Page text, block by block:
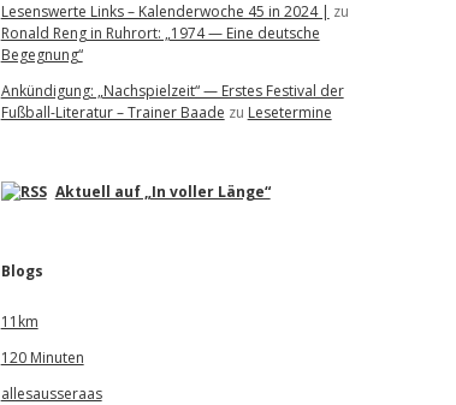
Lesenswerte Links – Kalenderwoche 45 in 2024 | zu
Ronald Reng in Ruhrort: „1974 — Eine deutsche
Begegnung“
Ankündigung: „Nachspielzeit“ — Erstes Festival der
Fußball-Literatur – Trainer Baade zu Lesetermine
Aktuell auf „In voller Länge“
Blogs
11km
120 Minuten
allesausseraas